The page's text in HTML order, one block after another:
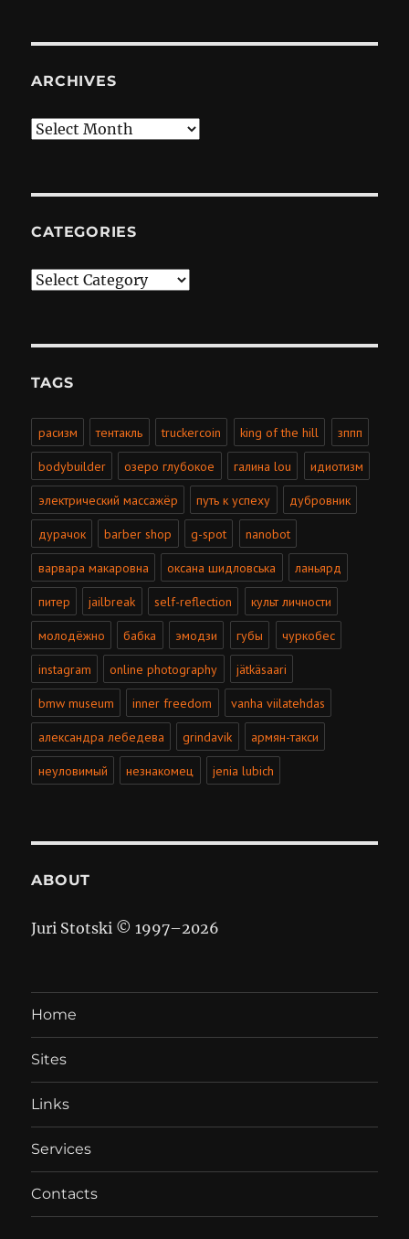
ARCHIVES
Archives
CATEGORIES
Categories
TAGS
расизм тентакль truckercoin king of the hill зппп
bodybuilder озеро глубокое галина lou идиотизм
электрический массажёр путь к успеху дубровник
дурачок barber shop g-spot nanobot
варвара макаровна оксана шидловська ланьярд
питер jailbreak self-reflection культ личности
молодёжно бабка эмодзи губы чуркобес
instagram online photography jätkäsaari
bmw museum inner freedom vanha viilatehdas
александра лебедева grindavik армян-такси
неуловимый незнакомец jenia lubich
ABOUT
Juri Stotski © 1997–2026
Home
Sites
Links
Services
Contacts